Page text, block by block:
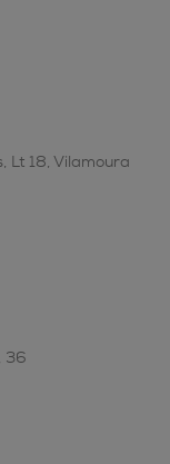
Lt 18, Vilamoura
36